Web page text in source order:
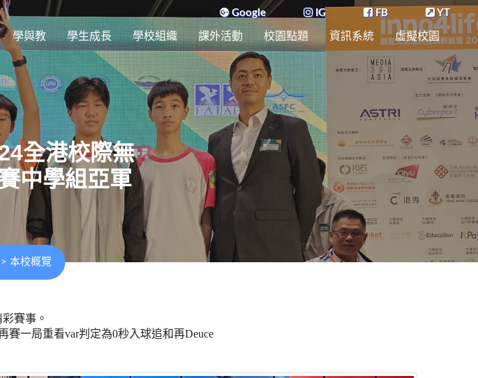
學與教 學生成長 學校組織 課外活動 校園點題 資訊系統 虛擬校園
Google IG FB YT
全港校際無
中學組亞軍
> 本校概覽
賽事。
一局重看var判定為0秒入球追和再Deuce